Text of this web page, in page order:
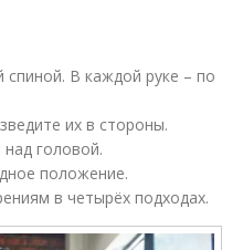
В каждой руке – по
их в стороны.
головой.
положение.
в четырёх подходах.